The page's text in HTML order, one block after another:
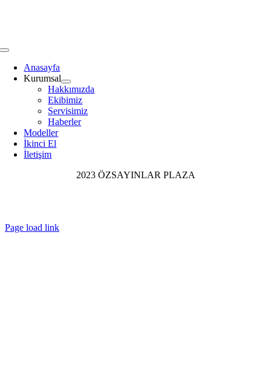
Toggle
NavigationAnasayfa
Kurumsal
Hakkımızda
Ekibimiz
Servisimiz
Haberler
Modeller
İkinci El
İletişim
2023 ÖZSAYINLAR PLAZA
Page load link